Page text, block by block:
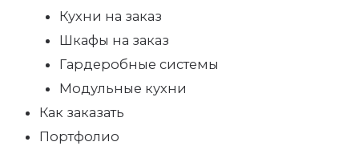
Кухни на заказ
Шкафы на заказ
Гардеробные системы
Модульные кухни
Как заказать
Портфолио